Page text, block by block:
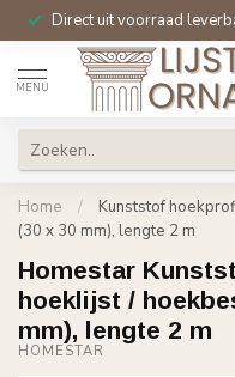
Direct uit voorraad
MENU
Home /
Kunststof
(30 x 30 mm), lengte 2 m
Homestar
hoeklijst /
mm), lengte 2 m
HOMESTAR